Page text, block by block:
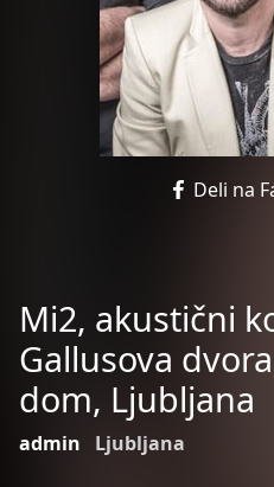
Deli na
Mi2, akustični
Gallusova
dom, Ljubljana
admin Ljubljana